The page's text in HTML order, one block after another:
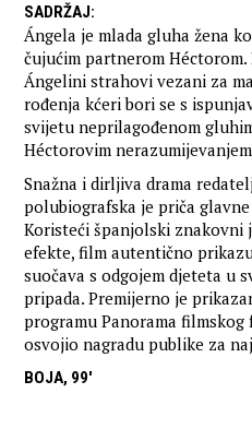
SADRŽAJ:
Ángela je mlada gluha žena
čujućim partnerom Héctorom.
Ángelini strahovi vezani za
rođenja kćeri bori se s
svijetu neprilagođenom
Héctorovim
Snažna i dirljiva drama
polubiografska je priča
Koristeći španjolski znakovni
efekte, film autentično
suočava s odgojem djeteta u
pripada. Premijerno je
programu Panorama
osvojio nagradu publike za
BOJA, 99'